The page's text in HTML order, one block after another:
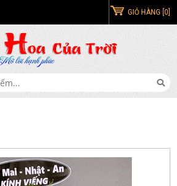
GIỎ HÀNG [0]